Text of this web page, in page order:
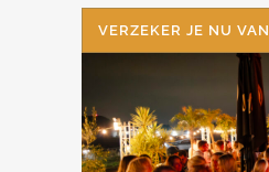
VERZEKER JE NU